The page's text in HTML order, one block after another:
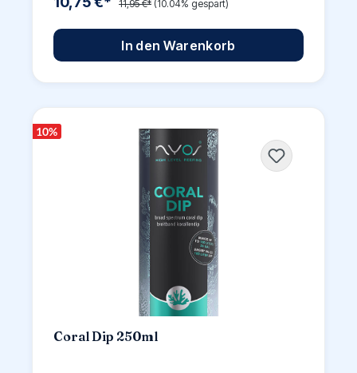
11,95 €* (10.04% gespart)
In den Warenkorb
10%
Coral Dip 250ml